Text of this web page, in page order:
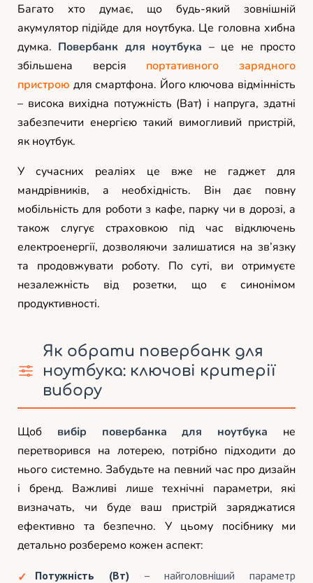
Багато хто думає, що будь-який зовнішній
акумулятор підійде для ноутбука. Це головна хибна
думка. Повербанк для ноутбука – це не просто
збільшена версія портативного зарядного
пристрою для смартфона. Його ключова відмінність
– висока вихідна потужність (Ват) і напруга, здатні
забезпечити енергією такий вимогливий пристрій,
як ноутбук.
У сучасних реаліях це вже не гаджет для
мандрівників, а необхідність. Він дає повну
мобільність для роботи з кафе, парку чи в дорозі, а
також слугує страховкою під час відключень
електроенергії, дозволяючи залишатися на зв’язку
та продовжувати роботу. По суті, ви отримуєте
незалежність від розетки, що є синонімом
продуктивності.
Як обрати повербанк для
ноутбука: ключові критерії
вибору
Щоб вибір повербанка для ноутбука не
перетворився на лотерею, потрібно підходити до
нього системно. Забудьте на певний час про дизайн
і бренд. Важливі лише технічні параметри, які
визначать, чи буде ваш пристрій заряджатися
ефективно та безпечно. У цьому посібнику ми
детально розберемо кожен аспект:
Потужність (Вт)– найголовніший параметр